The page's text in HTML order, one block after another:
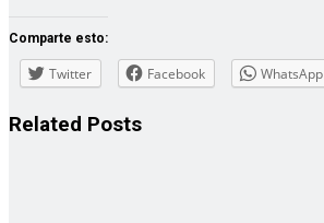
Comparte esto:
Twitter Facebook WhatsApp
Related Posts